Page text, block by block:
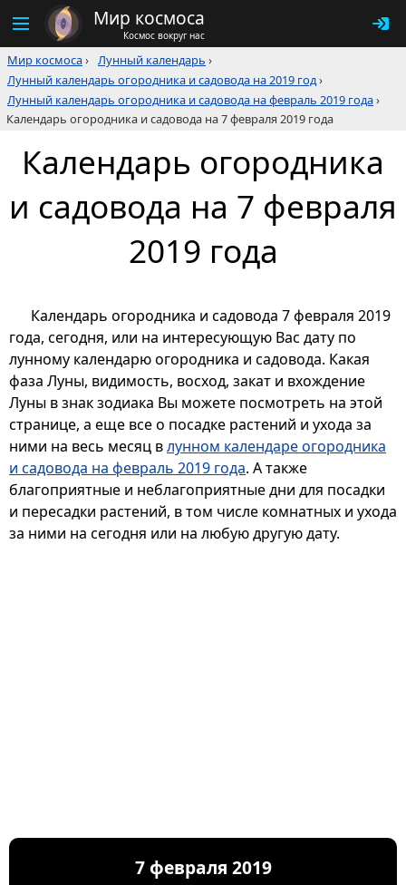
Мир космоса
Космос вокруг нас
Мир космоса› Лунный календарь ›
Лунный календарь огородника и садовода на 2019 год›
Лунный календарь огородника и садовода на февраль 2019 года›
Календарь огородника и садовода на 7 февраля 2019 года
Календарь огородника
и садовода на 7 февраля
2019 года
Календарь огородника и садовода 7 февраля 2019
года, сегодня, или на интересующую Вас дату по
лунному календарю огородника и садовода. Какая
фаза Луны, видимость, восход, закат и вхождение
Луны в знак зодиака Вы можете посмотреть на этой
странице, а еще все о посадке растений и ухода за
ними на весь месяц влунном календаре огородника
и садовода на февраль 2019 года. А также
благоприятные и неблагоприятные дни для посадки
и пересадки растений, в том числе комнатных и ухода
за ними на сегодня или на любую другую дату.
7 февраля 2019